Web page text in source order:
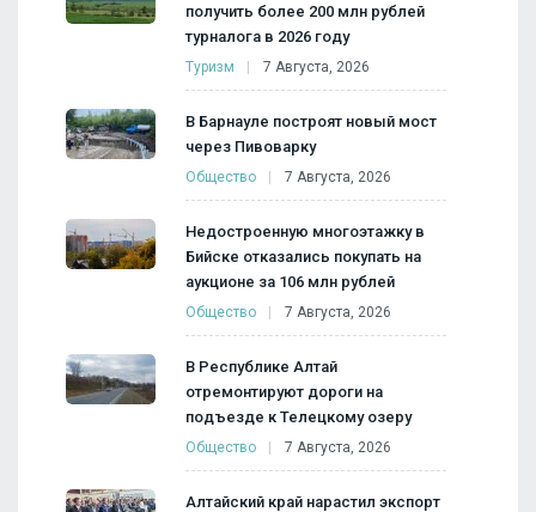
получить более 200 млн рублей
турналога в 2026 году
Туризм 7 Августа, 2026
В Барнауле построят новый мост
через Пивоварку
Общество 7 Августа, 2026
Недостроенную многоэтажку в
Бийске отказались покупать на
аукционе за 106 млн рублей
Общество 7 Августа, 2026
В Республике Алтай
отремонтируют дороги на
подъезде к Телецкому озеру
Общество 7 Августа, 2026
Алтайский край нарастил экспорт